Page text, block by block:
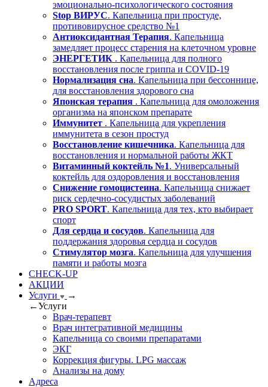
эмоционально-психологического состояния
Stop ВИРУС. Капельница при простуде,
противовирусное средство №1
Антиоксидантная Терапия. Капельница
замедляет процесс старения на клеточном уровне
ЭНЕРГЕТИК . Капельница для полного
восстановления после гриппа и COVID-19
Нормализация сна. Капельница при бессоннице,
для восстановления здорового сна
Японская терапия . Капельница для омоложения
организма на японском препарате
Иммунитет . Капельница для укрепления
иммунитета в сезон простуд
Восстановление кишечника. Капельница для
восстановления и нормальной работы ЖКТ
Витаминный коктейль №1. Универсальный
коктейль для оздоровления и восстановления
Снижение гомоцистеина. Капельница снижает
риск сердечно-сосудистых заболеваний
PRO SPORT. Капельница для тех, кто выбирает
спорт
Для сердца и сосудов. Капельница для
поддержания здоровья сердца и сосудов
Стимулятор мозга. Капельница для улучшения
памяти и работы мозга
CHECK-UP
АКЦИИ
Услуги
→
←Услуги
Врач-терапевт
Врач интегративной медицины
Капельница со своими препаратами
ЭКГ
Коррекция фигуры. LPG массаж
Анализы на дому
Адреса